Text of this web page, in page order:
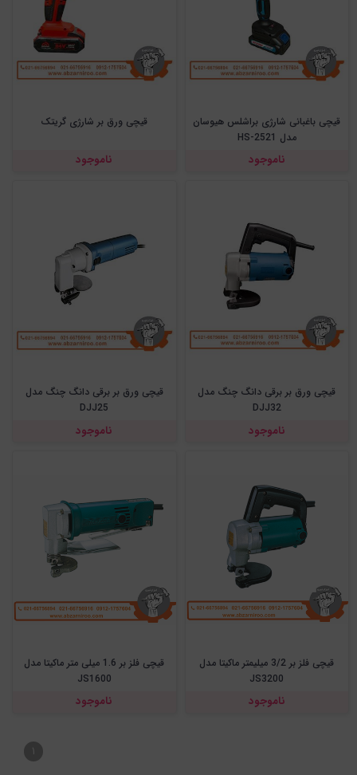
قیچی باغبانی شارژی براشلس هیوسان
مدل HS-2521
ناموجود
قیچی ورق بر شارژی گریتک
ناموجود
قیچی ورق بر برقی دانگ چنگ مدل
DJJ32
ناموجود
قیچی ورق بر برقی دانگ چنگ مدل
DJJ25
ناموجود
قیچی فلز بر 3/2 میلیمتر ماکیتا مدل
JS3200
ناموجود
قیچی فلز بر 1.6 میلی متر ماکیتا مدل
JS1600
ناموجود
۱